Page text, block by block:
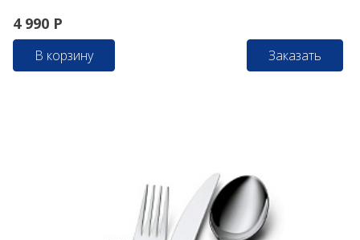
4 990 Р
В корзину Заказать